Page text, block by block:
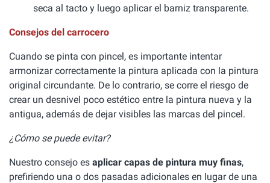
seca al tacto y luego aplicar el barniz transparente.
Consejos del carrocero
Cuando se pinta con pincel, es importante intentar
armonizar correctamente la pintura aplicada con la pintura
original circundante. De lo contrario, se corre el riesgo de
crear un desnivel poco estético entre la pintura nueva y la
antigua, además de dejar visibles las marcas del pincel.
¿Cómo se puede evitar?
Nuestro consejo es aplicar capas de pintura muy finas,
prefiriendo una o dos pasadas adicionales en lugar de una